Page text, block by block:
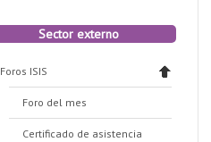
Sector externo
Foros ISIS
Foro del mes
Certificado de asistencia